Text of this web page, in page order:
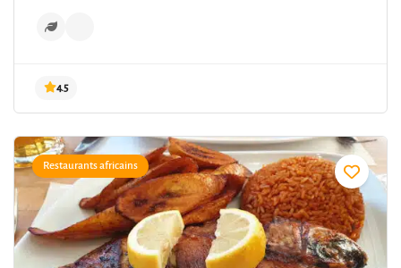
Restaurants africains